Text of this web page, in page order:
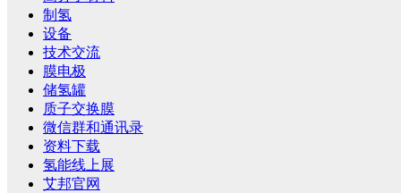
制氢
设备
技术交流
膜电极
储氢罐
质子交换膜
微信群和通讯录
资料下载
氢能线上展
艾邦官网